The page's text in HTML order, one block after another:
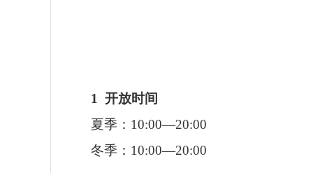
1开放时间
夏季：10:00—20:00
冬季：10:00—20:00